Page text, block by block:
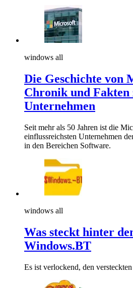
windows all
Die Geschichte von
Chronik und Fakten
Unternehmen
Seit mehr als 50 Jahren ist die
einflussreichsten Unternehmen
in den Bereichen Software.
windows all
Was steckt hinter
Windows.BT
Es ist verlockend, den